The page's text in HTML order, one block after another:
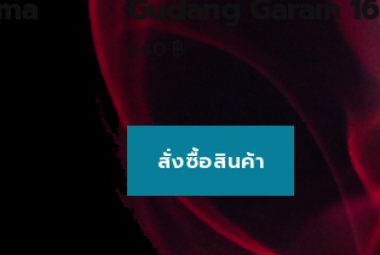
Gudang Garam 16
840
สั่งซื้อสินค้า